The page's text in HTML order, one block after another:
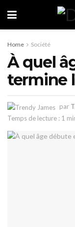
Home Société
À quel
termine
par
Temps de lecture : 1